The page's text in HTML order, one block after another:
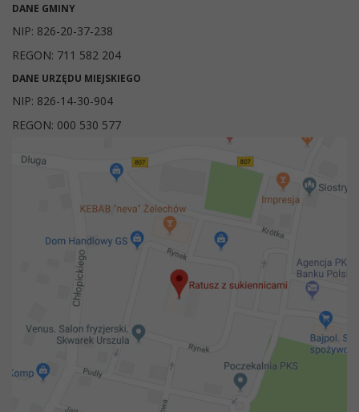
DANE GMINY
NIP: 826-20-37-238
REGON: 711 582 204
DANE URZĘDU MIEJSKIEGO
NIP: 826-14-30-904
REGON: 000 530 577